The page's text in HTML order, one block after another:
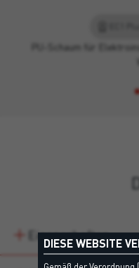
PU-Schaum für
Eigenschaften
DIESE WEBSITE